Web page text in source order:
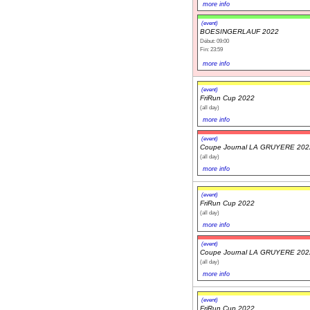
more info
(event)
BOESINGERLAUF 2022
Début: 09:00
Fin: 23:59
more info
(event)
FriRun Cup 2022
(all day)
more info
(event)
Coupe Journal LA GRUYERE
(all day)
more info
(event)
FriRun Cup 2022
(all day)
more info
(event)
Coupe Journal LA GRUYERE
(all day)
more info
(event)
FriRun Cup 2022